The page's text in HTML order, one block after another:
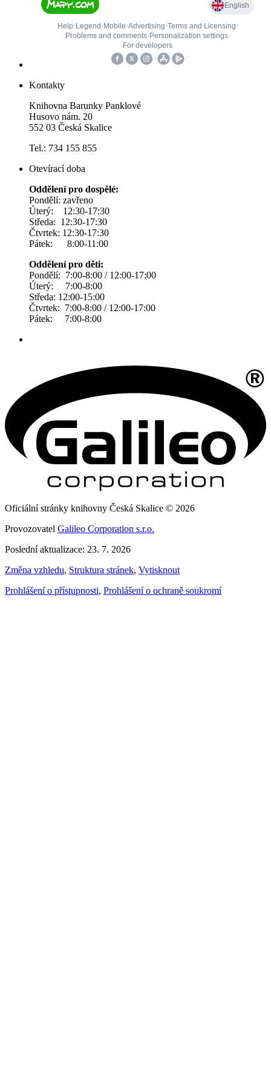
Kontakty
Knihovna Barunky Panklové
Husovo nám. 20
552 03 Česká Skalice
Tel.: 734 155 855
Otevírací doba
Oddělení pro dospělé:
Pondělí: zavřeno
Úterý: 12:30-17:30
Středa: 12:30-17:30
Čtvrtek: 12:30-17:30
Pátek: 8:00-11:00
Oddělení pro děti:
Pondělí: 7:00-8:00 / 12:00-17:00
Úterý: 7:00-8:00
Středa: 12:00-15:00
Čtvrtek: 7:00-8:00 / 12:00-17:00
Pátek: 7:00-8:00
Oficiální stránky knihovny Česká Skalice © 2026
Provozovatel Galileo Corporation s.r.o.
Poslední aktualizace: 23. 7. 2026
Změna vzhledu, Struktura stránek, Vytisknout
Prohlášení o přístupnosti, Prohlášení o ochraně soukromí